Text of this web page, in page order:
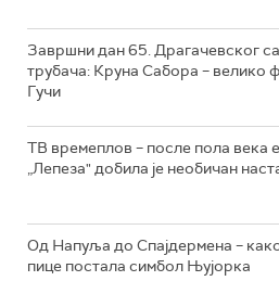
Завршни дан 65. Драгачевског
трубача: Круна Сабора – велико
Гучи
ТВ времеплов – после пола века
„Лепеза" добила је необичан
Од Напуља до Спајдермена –
пице постала симбол Њујорка